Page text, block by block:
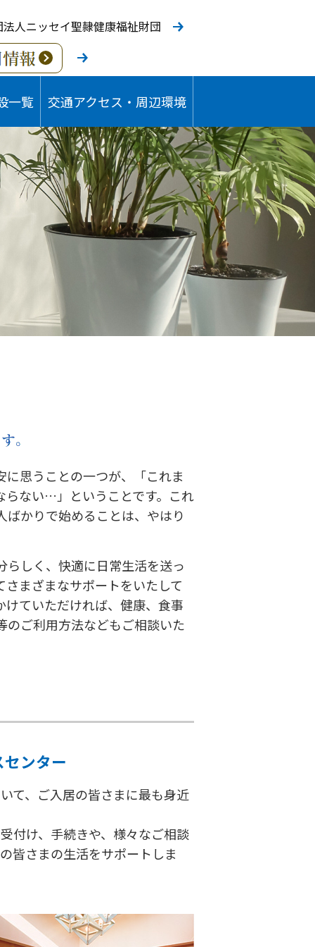
人ニッセイ聖隷健康福祉財団
一覧 交通アクセス・周辺環境
思うことの一つが、「これま
らない…」ということです。これ
かりで始めることは、やはり
しく、快適に日常生活を送っ
まざまなサポートをいたして
ていただければ、健康、食事
ご利用方法などもご相談いた
ンター
て、ご入居の皆さまに最も身近
付け、手続きや、様々なご相談
皆さまの生活をサポートしま